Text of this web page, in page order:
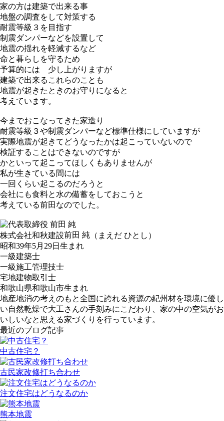
家の方は建築で出来る事
地盤の調査をして対策する
耐震等級３を目指す
制震ダンパーなどを設置して
地震の揺れを軽減するなど
命と暮らしを守るため
予算的には 少し上がりますが
建築で出来るこれらのことも
地震が起きたときのお守りになると
考えています。
今までおこなってきた家造り
耐震等級３や制震ダンパーなど標準仕様にしていますが
実際地震が起きてどうなったかは起こっていないので
検証することはできないのですが
かといって起こってほしくもありませんが
私が生きている間には
一回くらい起こるのだろうと
会社にも食料と水の備蓄をしておこうと
考えている前田なのでした。
株式会社和秋建設前田 純 （まえだ ひとし）
昭和39年5月29日生まれ
一級建築士
一級施工管理技士
宅地建物取引士
和歌山県和歌山市生まれ
地産地消の考えのもと全国に誇れる資源の紀州材を環境に優し
い自然乾燥で大工さんの手刻みにこだわり、家の中の空気がお
いしいなと思える家づくりを行っています。
最近のブログ記事
中古住宅？
古民家改修打ち合わせ
注文住宅はどうなるのか
熊本地震